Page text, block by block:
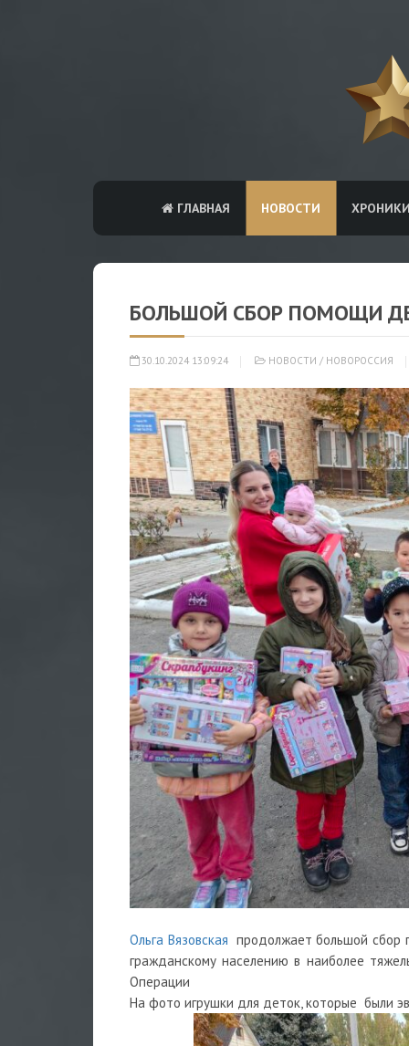
ГЛАВНАЯ НОВОСТИ
БОЛЬШОЙ СБОР ПОМОЩИ
30.10.2024 13:09:24 НОВОСТИ / НОВОРОССИЯ
Ольга Вязовская продолжает большой сбор
гражданскому населению в наиболее
Операции
На фото игрушки для деток, которые были